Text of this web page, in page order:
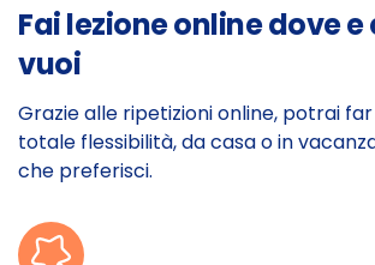
Fai lezione online dove
vuoi
Grazie alle ripetizioni online, potrai
totale flessibilità, da casa o in
che preferisci.